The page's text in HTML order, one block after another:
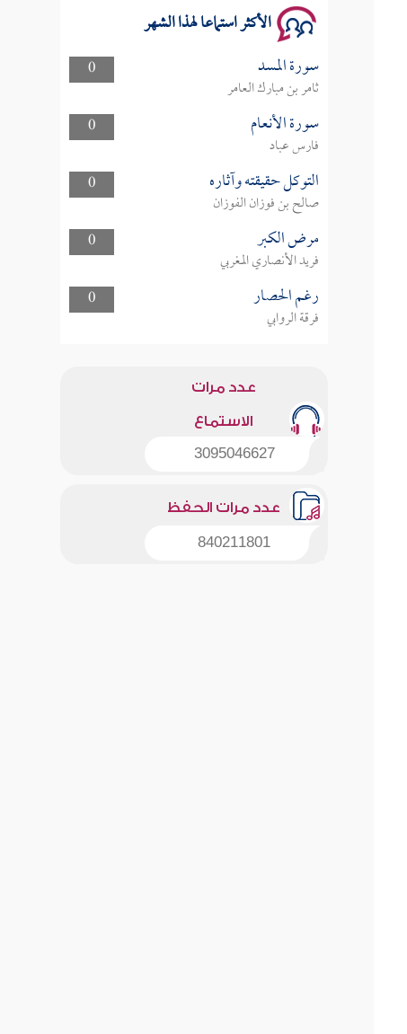
الأكثر استماعا لهذا الشهر
0 سورة المسد
ثامر بن مبارك العامر
0
سورة الأنعام
فارس عباد
0
التوكل حقيقته وآثاره
صالح بن فوزان الفوزان
0
مرض الكبر
فريد الأنصاري المغربي
0
رغم الحصار
فرقة الروابي
عدد مرات
الاستماع
3095046627
عدد مرات الحفظ
840211801